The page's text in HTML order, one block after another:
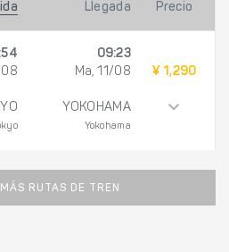
Llegada Precio
08
09:23
Ma, 11/08
YOKOHAMA
Yokohama
¥ 1,290
RUTAS DE TREN